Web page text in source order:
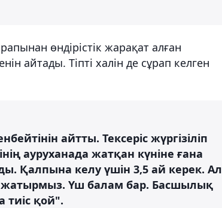
өндірістік жарақат алған
айтады. Тіпті халін де сұрап келген
айтты. Тексеріс жүргізіліп
ауруханада жатқан күніне ғана
Қалпына келу үшін 3,5 ай керек. Ал
жатырмыз. Үш балам бар. Басшылық
тиіс қой".